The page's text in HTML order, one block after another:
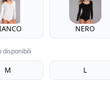
NERO
disponibili
M L